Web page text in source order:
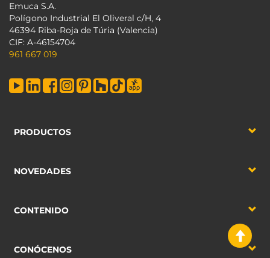
Emuca S.A.
Polígono Industrial El Oliveral c/H, 4
46394 Riba-Roja de Túria (Valencia)
CIF: A-46154704
961 667 019
PRODUCTOS
NOVEDADES
CONTENIDO
CONÓCENOS